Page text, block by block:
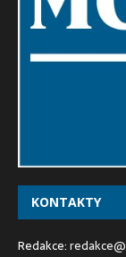
KONTAKTY
Redakce: